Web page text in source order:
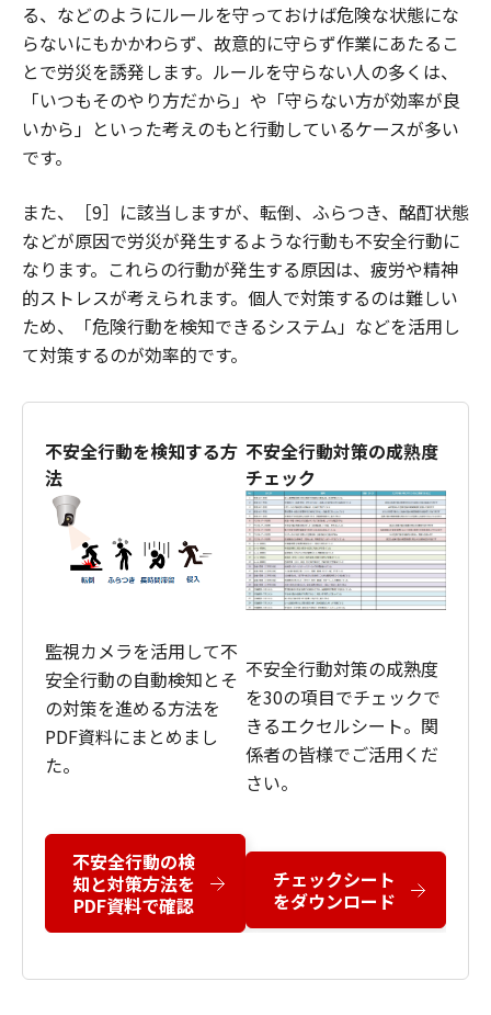
る、などのようにルールを守っておけば危険な状態にな
らないにもかかわらず、故意的に守らず作業にあたるこ
とで労災を誘発します。ルールを守らない人の多くは、
「いつもそのやり方だから」や「守らない方が効率が良
いから」といった考えのもと行動しているケースが多い
です。
また、［9］に該当しますが、転倒、ふらつき、酩酊状態
などが原因で労災が発生するような行動も不安全行動に
なります。これらの行動が発生する原因は、疲労や精神
的ストレスが考えられます。個人で対策するのは難しい
ため、「危険行動を検知できるシステム」などを活用し
て対策するのが効率的です。
不安全行動を検知する方
法
監視カメラを活用して不
安全行動の自動検知とそ
の対策を進める方法を
PDF資料にまとめまし
た。
不安全行動の検
知と対策方法を
PDF資料で確認
不安全行動対策の成熟度
チェック
不安全行動対策の成熟度
を30の項目でチェックで
きるエクセルシート。関
係者の皆様でご活用くだ
さい。
チェックシート
をダウンロード